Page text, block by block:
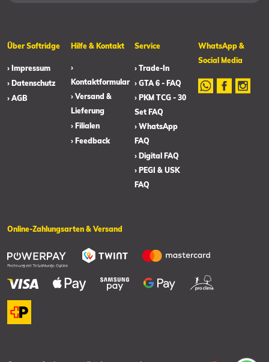
Über Softridge
› Impressum
› Datenschutz
› AGB
Hilfe & Kontakt
›
Kontaktformular
› Versand &
Lieferung
› Filialen
› Feedback
Service
› Trade-In
› GTA 6 - FAQ
› PKM TCG - 30
Set FAQ
› WhatsApp
FAQ
› Digital FAQ
› PEGI & USK
FAQ
WhatsApp &
Social Media
Online-Zahlungsarten & Versand